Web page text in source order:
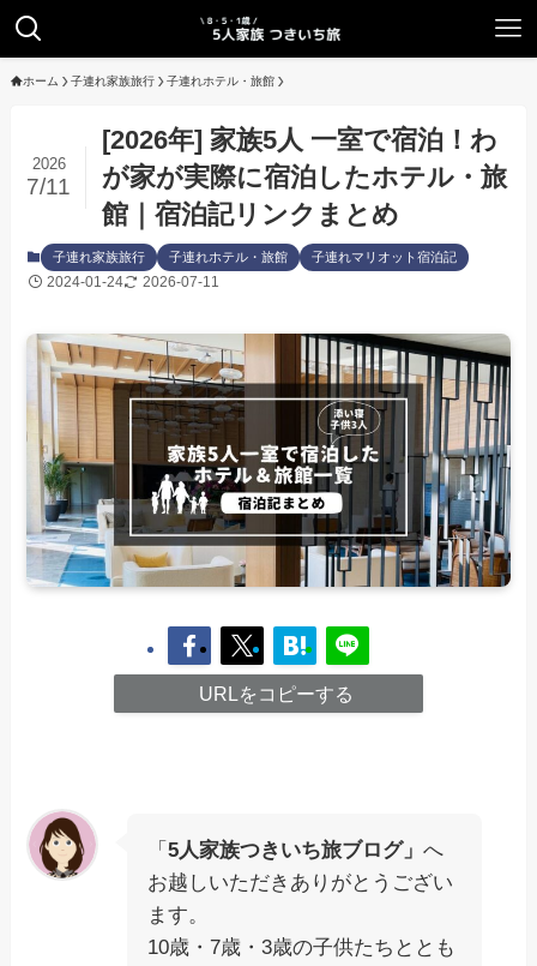
ホーム 子連れ家族旅行 子連れホテル・旅館
[2026年] 家族5人 一室で宿泊！わ
が家が実際に宿泊したホテル・旅
館｜宿泊記リンクまとめ
2026
7/11
子連れ家族旅行 子連れホテル・旅館 子連れマリオット宿泊記
2024-01-24 2026-07-11
URLをコピーする
「5人家族つきいち旅ブログ」へ
お越しいただきありがとうござい
ます。
10歳・7歳・3歳の子供たちととも